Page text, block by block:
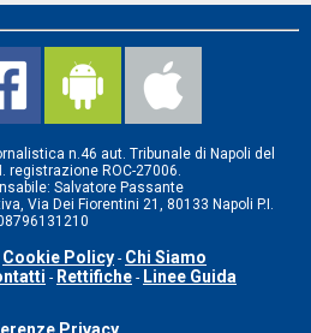
n.46 aut. Tribunale di Napoli del
registrazione ROC-27006.
Salvatore Passante
Via Dei Fiorentini 21, 80133 Napoli P.I.
Cookie Policy - Chi Siamo
- Rettifiche - Linee Guida